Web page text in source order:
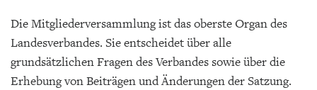
Die Mitgliederversammlung ist das oberste Organ des
Landesverbandes. Sie entscheidet über alle
grundsätzlichen Fragen des Verbandes sowie über die
Erhebung von Beiträgen und Änderungen der Satzung.